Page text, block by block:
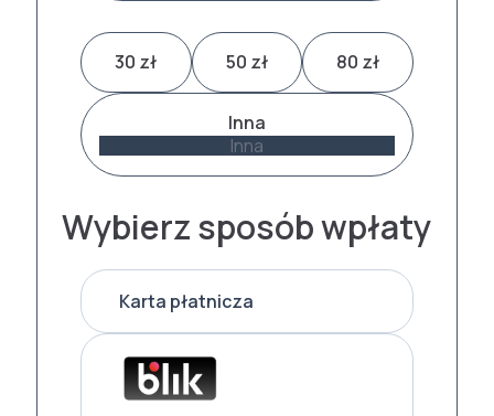
30 zł 50 zł 80 zł
Inna
Wybierz sposób wpłaty
Karta płatnicza